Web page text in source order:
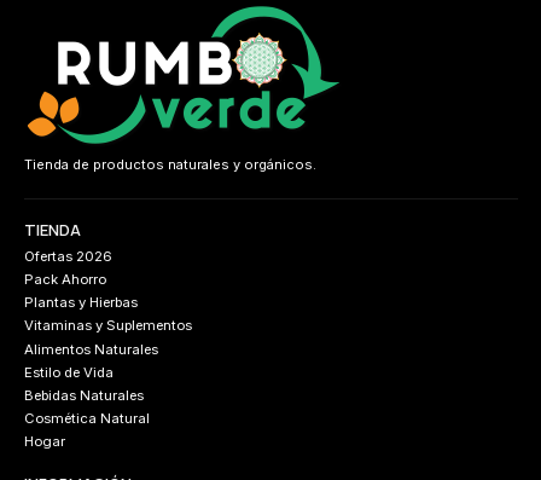
Tienda de productos naturales y orgánicos.
TIENDA
Ofertas 2026
Pack Ahorro
Plantas y Hierbas
Vitaminas y Suplementos
Alimentos Naturales
Estilo de Vida
Bebidas Naturales
Cosmética Natural
Hogar